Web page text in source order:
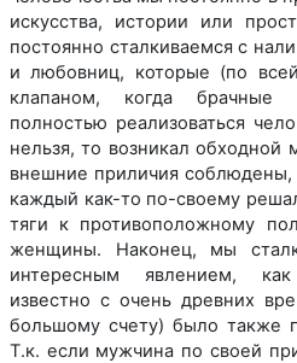
искусства, истории или
постоянно сталкиваемся с
и любовниц, которые (по
клапаном, когда брачные
полностью реализоваться
нельзя, то возникал обходной
внешние приличия соблюдены,
каждый как-то по-своему
тяги к противоположному
женщины. Наконец, мы
интересным явлением,
известно с очень древних
большому счету) было также
Т.к. если мужчина по своей